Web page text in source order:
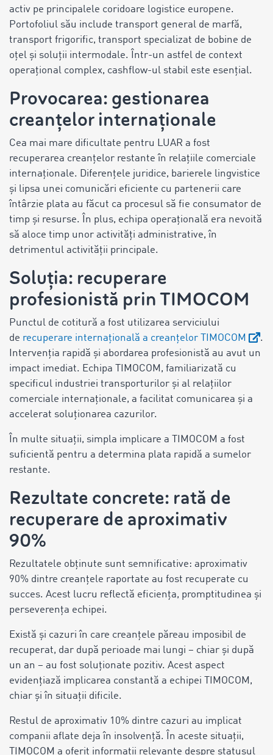
activ pe principalele coridoare logistice europene.
Portofoliul său include transport general de marfă,
transport frigorific, transport specializat de bobine de
oțel și soluții intermodale. Într-un astfel de context
operațional complex, cashflow-ul stabil este esențial.
Provocarea: gestionarea
creanțelor internaționale
Cea mai mare dificultate pentru LUAR a fost
recuperarea creanțelor restante în relațiile comerciale
internaționale. Diferențele juridice, barierele lingvistice
și lipsa unei comunicări eficiente cu partenerii care
întârzie plata au făcut ca procesul să fie consumator de
timp și resurse. În plus, echipa operațională era nevoită
să aloce timp unor activități administrative, în
detrimentul activității principale.
Soluția: recuperare
profesionistă prin TIMOCOM
Punctul de cotitură a fost utilizarea serviciului
de recuperare internațională a creanțelor TIMOCOM
.
Intervenția rapidă și abordarea profesionistă au avut un
impact imediat. Echipa TIMOCOM, familiarizată cu
specificul industriei transporturilor și al relațiilor
comerciale internaționale, a facilitat comunicarea și a
accelerat soluționarea cazurilor.
În multe situații, simpla implicare a TIMOCOM a fost
suficientă pentru a determina plata rapidă a sumelor
restante.
Rezultate concrete: rată de
recuperare de aproximativ
90%
Rezultatele obținute sunt semnificative: aproximativ
90% dintre creanțele raportate au fost recuperate cu
succes. Acest lucru reflectă eficiența, promptitudinea și
perseverența echipei.
Există și cazuri în care creanțele păreau imposibil de
recuperat, dar după perioade mai lungi – chiar și după
un an – au fost soluționate pozitiv. Acest aspect
evidențiază implicarea constantă a echipei TIMOCOM,
chiar și în situații dificile.
Restul de aproximativ 10% dintre cazuri au implicat
companii aflate deja în insolvență. În aceste situații,
TIMOCOM a oferit informații relevante despre statusul